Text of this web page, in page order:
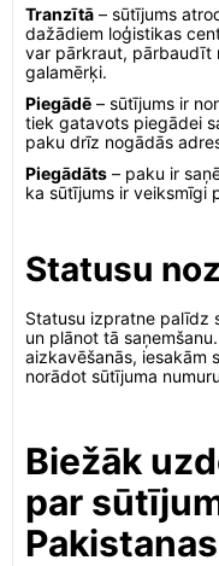
Tranzītā – sūtījums
dažādiem loģistikas
var pārkraut, pārbaudīt
galamērķi.
Piegādē – sūtījums ir
tiek gatavots piegādei
paku drīz nogādās
Piegādāts – paku ir
ka sūtījums ir veiksmīgi
Statusu
Statusu izpratne palīdz
un plānot tā
aizkavēšanās, iesakām
norādot sūtījuma
Biežāk
par
Pakistanas